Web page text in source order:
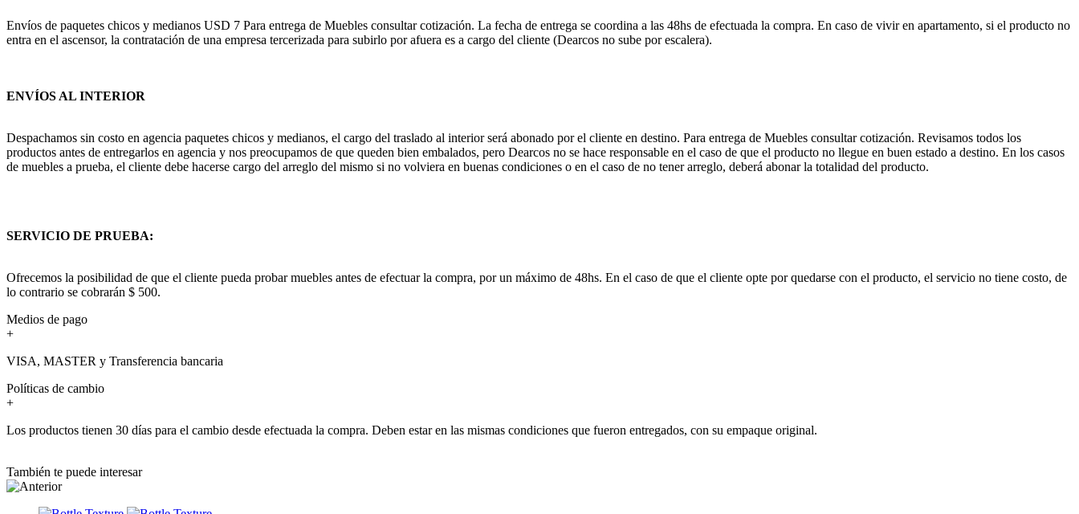
Envíos de paquetes chicos y medianos USD 7 Para entrega de Muebles consultar cotización. La fecha de entrega se coordina a las 48hs de efectuada la compra. En caso de vivir en apartamento, si el producto no
entra en el ascensor, la contratación de una empresa tercerizada para subirlo por afuera es a cargo del cliente (Dearcos no sube por escalera).
ENVÍOS AL INTERIOR
Despachamos sin costo en agencia paquetes chicos y medianos, el cargo del traslado al interior será abonado por el cliente en destino. Para entrega de Muebles consultar cotización. Revisamos todos los
productos antes de entregarlos en agencia y nos preocupamos de que queden bien embalados, pero Dearcos no se hace responsable en el caso de que el producto no llegue en buen estado a destino. En los casos
de muebles a prueba, el cliente debe hacerse cargo del arreglo del mismo si no volviera en buenas condiciones o en el caso de no tener arreglo, deberá abonar la totalidad del producto.
SERVICIO DE PRUEBA:
Ofrecemos la posibilidad de que el cliente pueda probar muebles antes de efectuar la compra, por un máximo de 48hs. En el caso de que el cliente opte por quedarse con el producto, el servicio no tiene costo, de
lo contrario se cobrarán $ 500.
Medios de pago
+
VISA, MASTER y Transferencia bancaria
Políticas de cambio
+
Los productos tienen 30 días para el cambio desde efectuada la compra. Deben estar en las mismas condiciones que fueron entregados, con su empaque original.
También te puede interesar